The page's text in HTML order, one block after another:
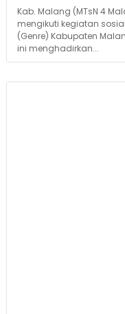
Kab. Malang (MTsN 4
mengikuti kegiatan
(Genre) Kabupaten
ini menghadirkan...